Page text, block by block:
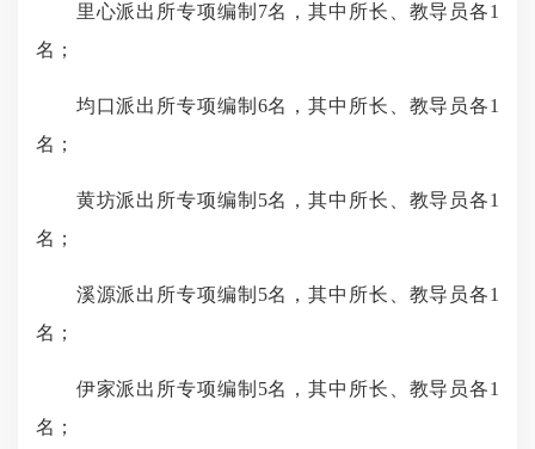
里心派出所专项编制 7名，其中所长、教导员各1
名；
均口派出所专项编制 6名，其中所长、教导员各1
名；
黄坊派出所专项编制 5名，其中所长、教导员各1
名；
溪源派出所专项编制 5名，其中所长、教导员各1
名；
伊家派出所专项编制 5名，其中所长、教导员各1
名；